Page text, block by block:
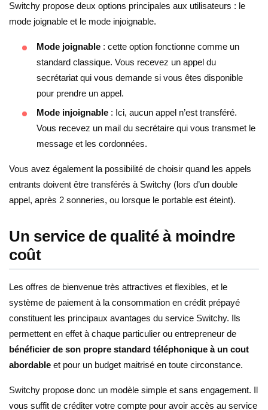
Switchy propose deux options principales aux utilisateurs : le
mode joignable et le mode injoignable.
Mode joignable : cette option fonctionne comme un
standard classique. Vous recevez un appel du
secrétariat qui vous demande si vous êtes disponible
pour prendre un appel.
Mode injoignable : Ici, aucun appel n’est transféré.
Vous recevez un mail du secrétaire qui vous transmet le
message et les cordonnées.
Vous avez également la possibilité de choisir quand les appels
entrants doivent être transférés à Switchy (lors d’un double
appel, après 2 sonneries, ou lorsque le portable est éteint).
Un service de qualité à moindre
coût
Les offres de bienvenue très attractives et flexibles, et le
système de paiement à la consommation en crédit prépayé
constituent les principaux avantages du service Switchy. Ils
permettent en effet à chaque particulier ou entrepreneur de
bénéficier de son propre standard téléphonique à un cout
abordable et pour un budget maitrisé en toute circonstance.
Switchy propose donc un modèle simple et sans engagement. Il
vous suffit de créditer votre compte pour avoir accès au service